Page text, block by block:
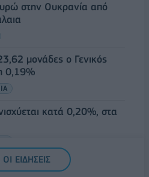
στην Ουκρανία από
μονάδες ο Γενικός
0,19%
κατά 0,20%, στα
ΕΙΔΗΣΕΙΣ